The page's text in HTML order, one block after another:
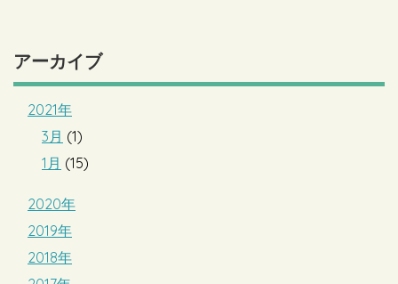
アーカイブ
2021年
3月 (1)
1月 (15)
2020年
2019年
2018年